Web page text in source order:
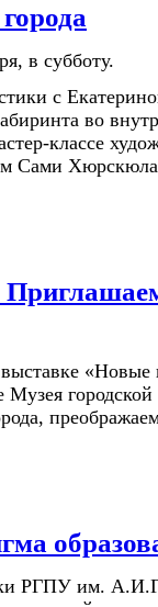
в субботу.
с
во
классе
Сами
«Новые
РГПУ им.